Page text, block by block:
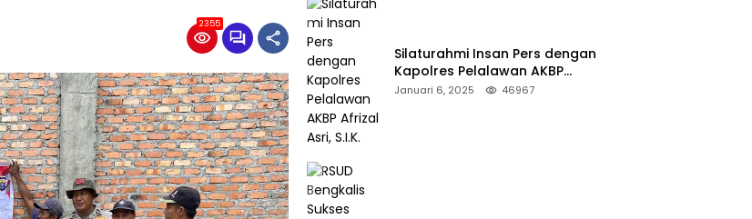
2355
Silaturahmi Insan Pers dengan
Kapolres Pelalawan AKBP
Afrizal Asri, S.I.K.
Januari 6, 2025 46967